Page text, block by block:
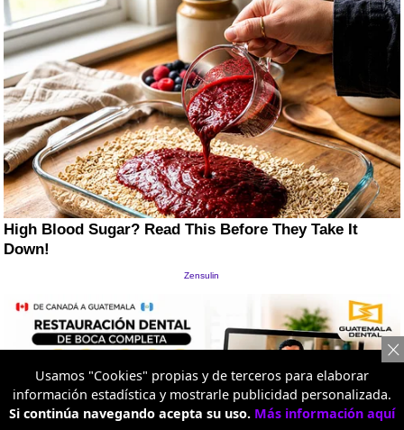
Usamos "Cookies" propias y de terceros para elaborar
información estadística y mostrarle publicidad personalizada.
Si continúa navegando acepta su uso. Más información aquí